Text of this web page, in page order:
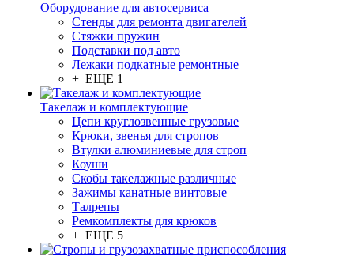
Оборудование для автосервиса
Стенды для ремонта двигателей
Стяжки пружин
Подставки под авто
Лежаки подкатные ремонтные
+ ЕЩЕ 1
Такелаж и комплектующие
Цепи круглозвенные грузовые
Крюки, звенья для стропов
Втулки алюминиевые для строп
Коуши
Скобы такелажные различные
Зажимы канатные винтовые
Талрепы
Ремкомплекты для крюков
+ ЕЩЕ 5